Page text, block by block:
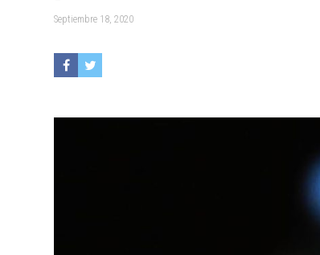
Septiembre 18, 2020